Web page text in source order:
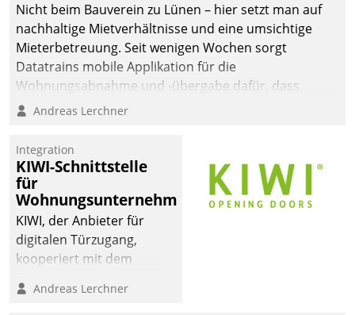
Nicht beim Bauverein zu Lünen – hier setzt man auf
nachhaltige Mietverhältnisse und eine umsichtige
Mieterbetreuung. Seit wenigen Wochen sorgt
Datatrains mobile Applikation für die
Wohnungsabnahme und -übergabe dafür, dass
Mieter wohlgeordnet kommen und, so es sein muss,
Andreas Lerchner
Integration
KIWI-Schnittstelle
für
Wohnungsunternehmen
KIWI, der Anbieter für
digitalen Türzugang,
kooperiert mit dem
Softwareentwicklungshaus
Andreas Lerchner